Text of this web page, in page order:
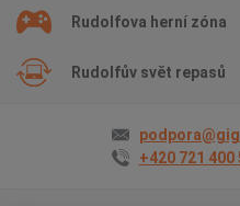
Rudolfova herní zóna
Rudolfův svět repasů
+420 721 400